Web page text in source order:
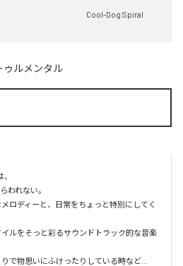
Cool-Dog Spiral
ゥルメンタル
われない。
ロディーと、日常をちょっと特別にしてく
ルをそっと彩るサウンドトラック的な音楽
で物思いにふけったりしている時など…